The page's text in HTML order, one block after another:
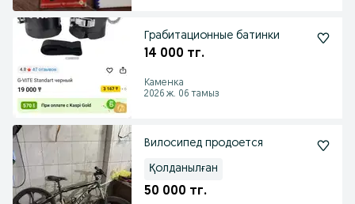
Грабитационные батинки
14 000 тг.
Каменка
2026 ж. 06 тамыз
Вилосипед продоется
Қолданылған
50 000 тг.